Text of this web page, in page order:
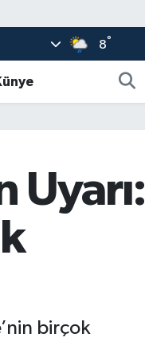
8°
Uyarı:
birçok